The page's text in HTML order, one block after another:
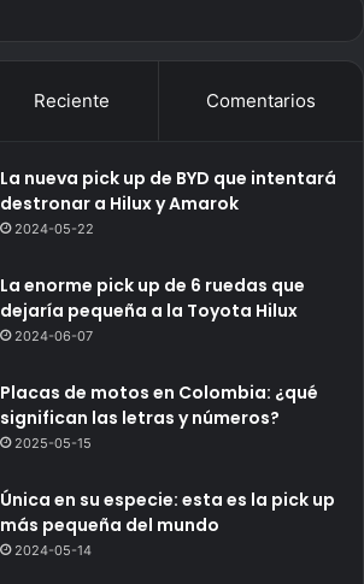
Reciente Comentarios
La nueva pick up de BYD que intentará
destronar a Hilux y Amarok
2024-05-22
La enorme pick up de 6 ruedas que
dejaría pequeña a la Toyota Hilux
2024-06-07
Placas de motos en Colombia: ¿qué
significan las letras y números?
2025-05-15
Única en su especie: esta es la pick up
más pequeña del mundo
2024-05-14